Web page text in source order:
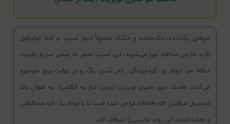
موهای رنگ‌شده، دکلره‌شده و خشک معمولاً دچار آسیب در لایه کوتیکول
(لایه خارجی محافظ مو) می‌شوند. این آسیب منجر به تبخیر سریع رطوبت
ساقه مو، ایجاد وز، گره‌خوردگی، کدر شدن رنگ و در نهایت بروز موخوره
می‌گردد. ماسک موی شیری نوپریت (بدون نیاز به آبکشی)، به عنوان یک
محصول مراقبتی Leave-on طراحی شده است تا با ایجاد یک لایه محافظتی
و تغذیه‌کننده، این روند تخریبی را متوقف کند.